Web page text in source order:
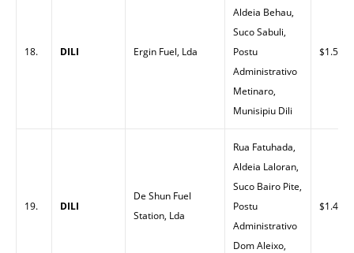
18. DILI Ergin Fuel, Lda
Aldeia Behau,
Suco Sabuli,
Postu
Administrativo
Metinaro,
Munisipiu Dili
$1.55
19. DILI
De Shun Fuel
Station, Lda
Rua Fatuhada,
Aldeia Laloran,
Suco Bairo Pite,
Postu
Administrativo
Dom Aleixo,
$1.45